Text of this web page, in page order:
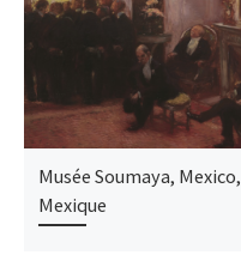
Musée Soumaya, Mexico,
Mexique